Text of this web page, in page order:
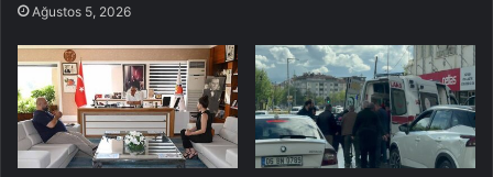
Ağustos 5, 2026